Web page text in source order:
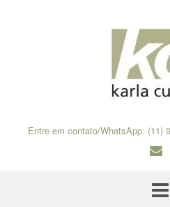
Entre em contato/WhatsApp: (11)